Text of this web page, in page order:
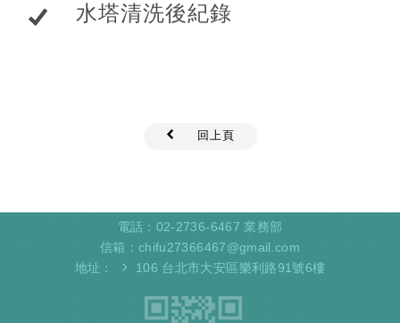
水塔清洗後紀錄
回上頁
電話： 02-2736-6467 業務部
信箱： chifu27366467@gmail.com
地址：
106 台北市大安區樂利路91號6樓